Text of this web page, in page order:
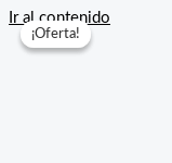
Ir al contenido
¡Oferta!
¡Oferta!